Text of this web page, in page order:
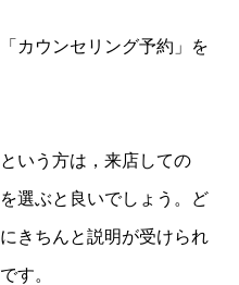
カウンセリング予約」を
いう方は，来店しての
を選ぶと良いでしょう。ど
きちんと説明が受けられ
す。